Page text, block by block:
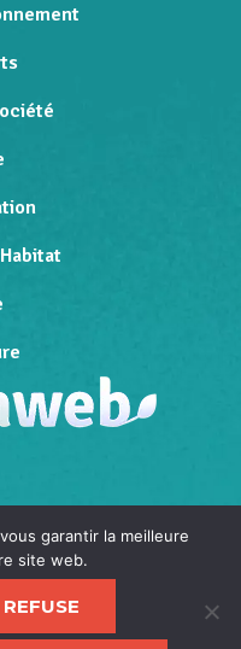
garantir la meilleure
site web.